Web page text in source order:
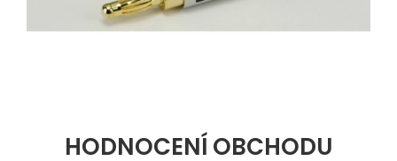
HODNOCENÍ OBCHODU